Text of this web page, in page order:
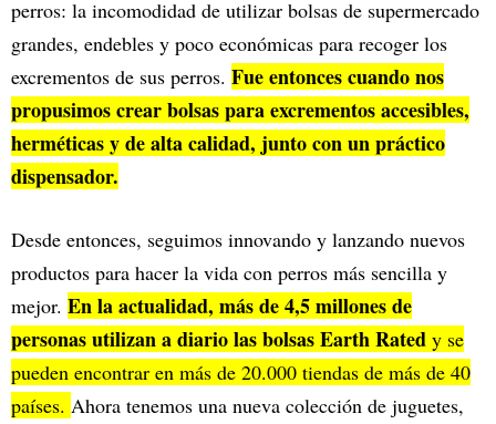
perros: la incomodidad de utilizar bolsas de supermercado
grandes, endebles y poco económicas para recoger los
excrementos de sus perros. Fue entonces cuando nos
propusimos crear bolsas para excrementos accesibles,
herméticas y de alta calidad, junto con un práctico
dispensador.
Desde entonces, seguimos innovando y lanzando nuevos
productos para hacer la vida con perros más sencilla y
mejor. En la actualidad, más de 4,5 millones de
personas utilizan a diario las bolsas Earth Rated y se
pueden encontrar en más de 20.000 tiendas de más de 40
países. Ahora tenemos una nueva colección de juguetes,